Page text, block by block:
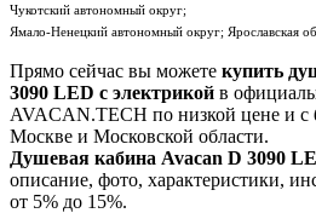
Чукотский автономный округ;
Ямало-Ненецкий автономный округ; Ярославская
Прямо сейчас вы можете купить
3090 LED с электрикой в
AVACAN.TECH по низкой цене и с
Москве и Московской области.
Душевая кабина Avacan D 3090
описание, фото, характеристики,
от 5% до 15%.